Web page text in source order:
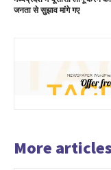
जनता से सुझाव मांगे गए
More